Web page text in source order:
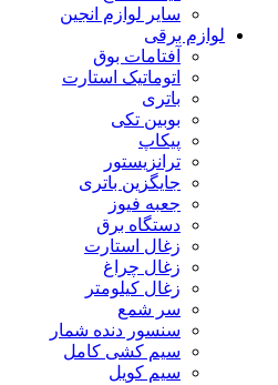
سایر لوازم انجین
لوازم برقی
آفتامات بوق
اتوماتیک استارت
باتری
بوبین تکی
پیکاپ
ترانزیستور
جایگزین باتری
جعبه فیوز
دستگاه برق
زغال استارت
زغال چراغ
زغال کیلومتر
سر شمع
سنسور دنده شمار
سیم کشی کامل
سیم کویل